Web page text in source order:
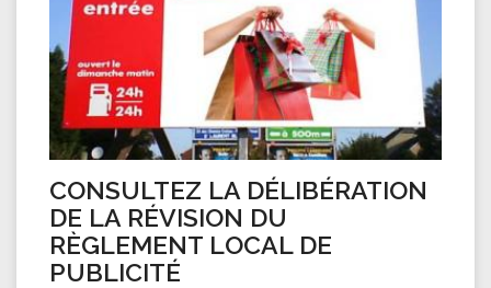
CONSULTEZ LA DÉLIBÉRATION
DE LA RÉVISION DU
RÈGLEMENT LOCAL DE
PUBLICITÉ